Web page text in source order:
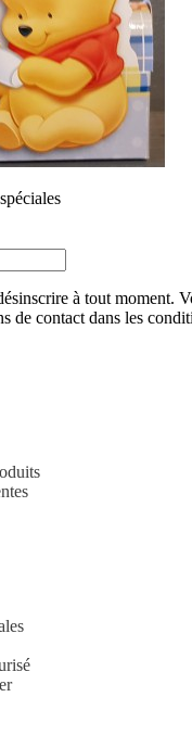
à tout moment.
de contact dans les